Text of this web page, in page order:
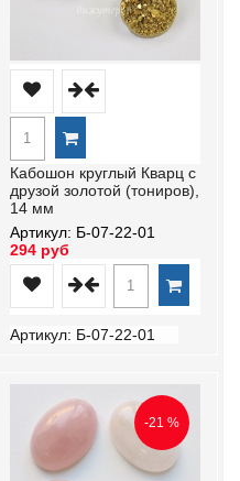
Кабошон круглый Кварц с
друзой золотой (тониров),
14 мм
Артикул: Б-07-22-01
294 руб
Артикул: Б-07-22-01
-21 %